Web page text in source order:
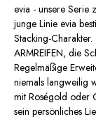
evia - unsere Serie
junge Linie evia
Stacking-
ARMREIFEN, die
Regelmäßige
niemals langweilig
mit Roségold oder
sein persönliches